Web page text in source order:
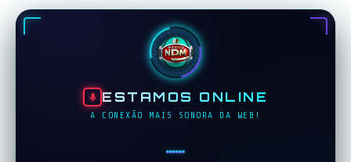
ESTAMOS ONLINE
A CONEXÃO MAIS SONORA DA WEB!